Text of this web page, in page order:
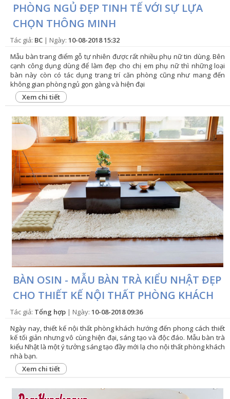
PHÒNG NGỦ ĐẸP TINH TẾ VỚI SỰ LỰA
CHỌN THÔNG MINH
Tác giả: BC | Ngày: 10-08-2018 15:32
Mẫu bàn trang điểm gỗ tự nhiên được rất nhiều phụ nữ tin dùng. Bên
cạnh công dụng dùng để làm đẹp cho chị em phụ nữ thì những loại
bàn này còn có tác dụng trang trí căn phòng cũng như mang đến
không gian phòng ngủ gọn gàng và hiện đại
Xem chi tiết
BÀN OSIN - MẪU BÀN TRÀ KIỂU NHẬT ĐẸP
CHO THIẾT KẾ NỘI THẤT PHÒNG KHÁCH
Tác giả: Tổng hợp | Ngày: 10-08-2018 09:36
Ngày nay, thiết kế nội thất phòng khách hướng đến phong cách thiết
kế tối giản nhưng vô cùng hiện đại, sáng tạo và độc đáo. Mẫu bàn trà
kiểu Nhật là một ý tưởng sáng tạo đầy mới lạ cho nội thất phòng khách
nhà bạn.
Xem chi tiết